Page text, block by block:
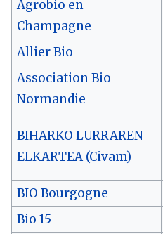
Agrobio en
Champagne
Allier Bio
Association Bio
Normandie
BIHARKO LURRAREN
ELKARTEA (Civam)
BIO Bourgogne
Bio 15